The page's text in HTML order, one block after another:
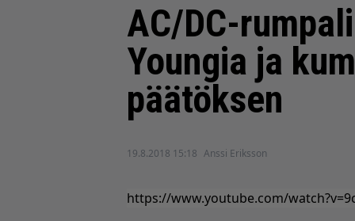
AC/DC-
Youngia ja
päätöksen
19.8.2018 15:18 Anssi Eriksson
https://www.youtube.com/